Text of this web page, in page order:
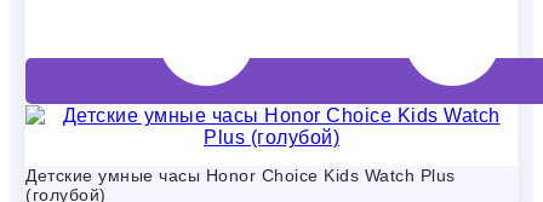
Детские умные часы Honor Choice Kids Watch Plus
(голубой)